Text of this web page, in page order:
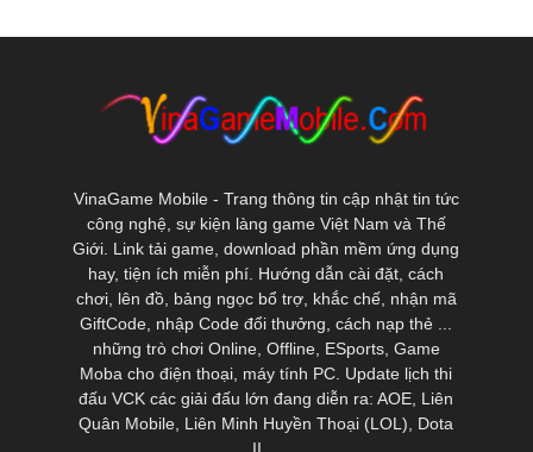
VinaGame Mobile - Trang thông tin cập nhật tin tức
công nghệ, sự kiện làng game Việt Nam và Thế
Giới. Link tải game, download phần mềm ứng dụng
hay, tiện ích miễn phí. Hướng dẫn cài đặt, cách
chơi, lên đồ, bảng ngọc bổ trợ, khắc chế, nhận mã
GiftCode, nhập Code đổi thưởng, cách nạp thẻ ...
những trò chơi Online, Offline, ESports, Game
Moba cho điện thoại, máy tính PC. Update lịch thi
đấu VCK các giải đấu lớn đang diễn ra: AOE, Liên
Quân Mobile, Liên Minh Huyền Thoại (LOL), Dota